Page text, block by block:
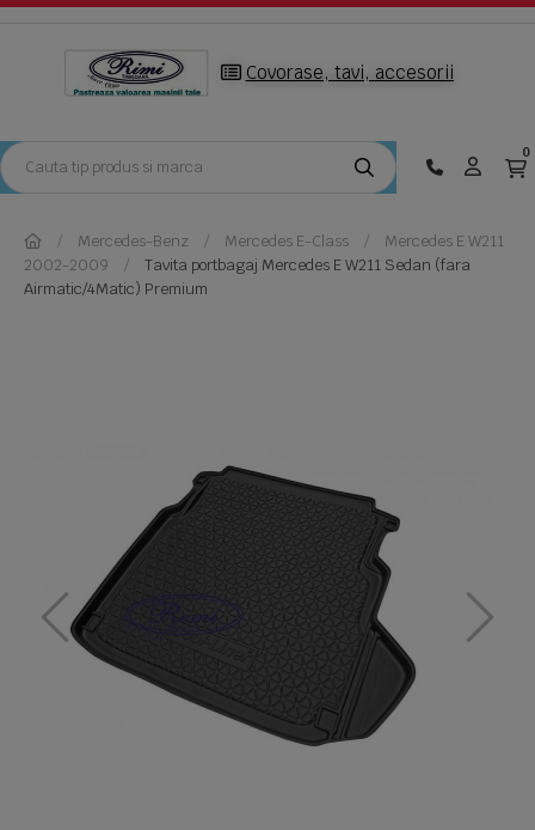
Covorase, tavi, accesorii
0
Mercedes-Benz Mercedes E-Class
Mercedes E W211
2002-2009
Tavita portbagaj Mercedes E W211 Sedan (fara
Airmatic/4Matic) Premium